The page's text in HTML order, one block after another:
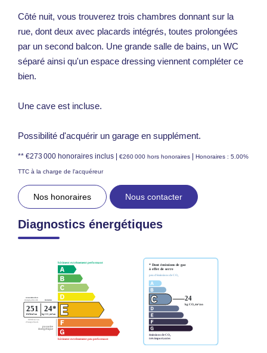
Côté nuit, vous trouverez trois chambres donnant sur la
rue, dont deux avec placards intégrés, toutes prolongées
par un second balcon. Une grande salle de bains, un WC
séparé ainsi qu'un espace dressing viennent compléter ce
bien.
Une cave est incluse.
Possibilité d'acquérir un garage en supplément.
** €273 000 honoraires inclus | €260 000 hors honoraires | Honoraires : 5.00%
TTC à la charge de l'acquéreur
Nos honoraires Nous contacter
Diagnostics énergétiques